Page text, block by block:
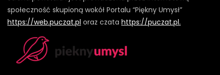
społeczność skupioną wokół Portalu “Piękny Umysł”
https://web.puczat.pl oraz czata https://puczat.pl.